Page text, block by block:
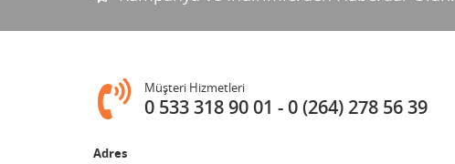
Müşteri Hizmetleri
0 533 318 90 01 0 (264) 278 56 39
Adres